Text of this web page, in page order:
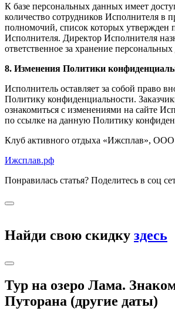
К базе персональных данных имеет
количество сотрудников Исполнителя в
полномочий, список которых утвержден
Исполнителя. Директор Исполнителя
ответственное за хранение
8. Изменения Политики
Исполнитель оставляет за собой право
Политику конфиденциальности.
ознакомиться с изменениями на сайте
по ссылке на данную Политику
Клуб активного отдыха «Ижсплав»,
Ижсплав.рф
Понравилась статья? Поделитесь в соц
Найди свою скидку здесь
Тур на озеро Лама.
Путорана (другие даты)